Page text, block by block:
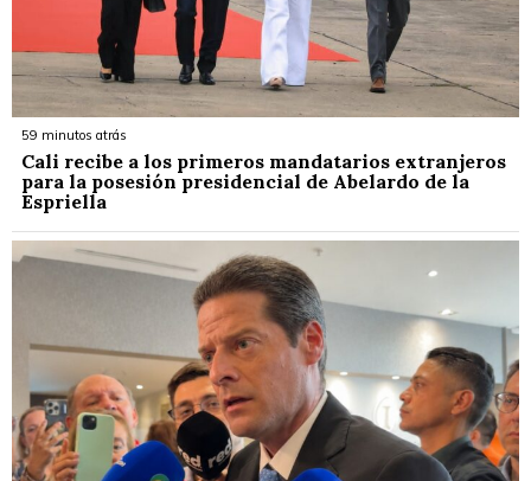
59 minutos atrás
Cali recibe a los primeros mandatarios extranjeros
para la posesión presidencial de Abelardo de la
Espriella